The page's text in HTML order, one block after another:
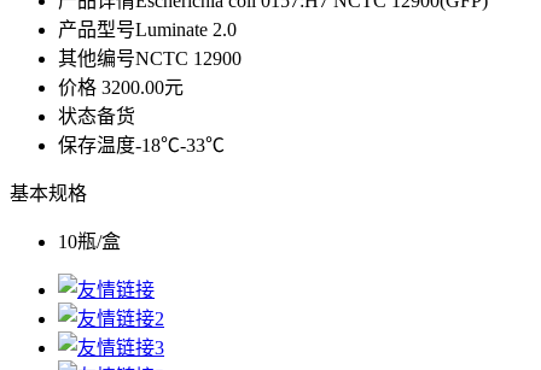
产品型号Luminate 2.0
其他编号NCTC 12900
价格 3200.00元
状态备货
保存温度-18℃-33℃
基本规格
10瓶/盒